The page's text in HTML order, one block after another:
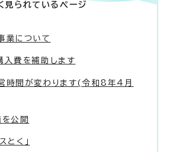
見られているページ
業について
入費を補助します
時間が変わります(令和8年4月
公開
とく」